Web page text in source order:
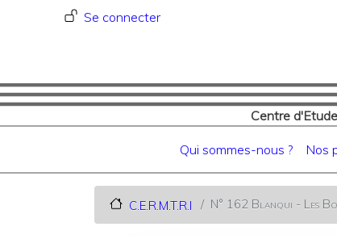
Menu du compte de
Se connecter
Centre
Navigation principale
Qui sommes-nous ? Nos
C.E.R.M.T.R.I N° 162 Blanqui - Les